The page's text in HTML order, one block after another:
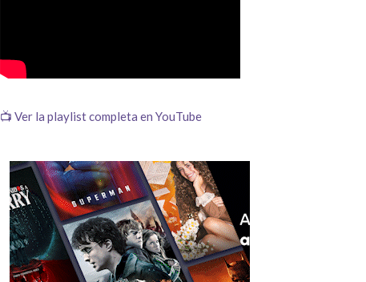
📺 Ver la playlist completa en YouTube